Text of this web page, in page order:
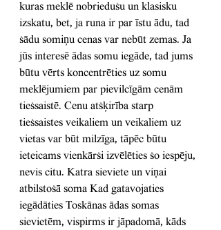
kuras meklē nobriedušu un klasisku
izskatu, bet, ja runa ir par īstu ādu, tad
šādu somiņu cenas var nebūt zemas. Ja
jūs interesē ādas somu iegāde, tad jums
būtu vērts koncentrēties uz somu
meklējumiem par pievilcīgām cenām
tiešsaistē. Cenu atšķirība starp
tiešsaistes veikaliem un veikaliem uz
vietas var būt milzīga, tāpēc būtu
ieteicams vienkārši izvēlēties šo iespēju,
nevis citu. Katra sieviete un viņai
atbilstošā soma Kad gatavojaties
iegādāties Toskānas ādas somas
sievietēm, vispirms ir jāpadomā, kāds